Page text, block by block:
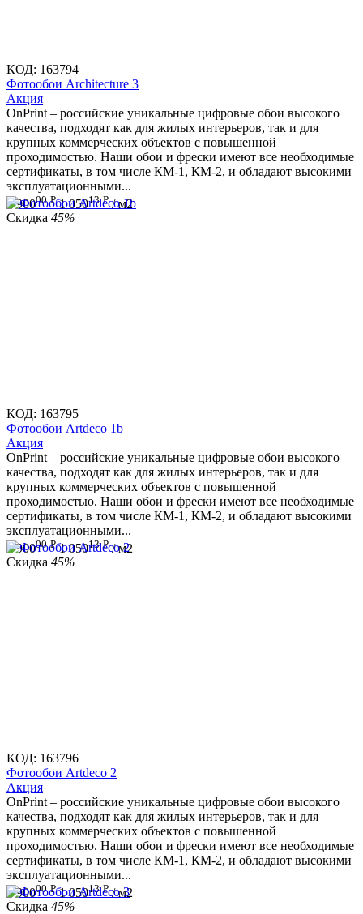
КОД: 163794
Фотообои Architecture 3
Aкция
OnPrint – российские уникальные цифровые обои высокого
качества, подходят как для жилых интерьеров, так и для
крупных коммерческих объектов с повышенной
проходимостью. Наши обои и фрески имеют все необходимые
сертификаты, в том числе КМ-1, КМ-2, и обладают высокими
эксплуатационными...
1 90000 Р 1 05013 Р / м2
Скидка 45%
КОД: 163795
Фотообои Artdeco 1b
Aкция
OnPrint – российские уникальные цифровые обои высокого
качества, подходят как для жилых интерьеров, так и для
крупных коммерческих объектов с повышенной
проходимостью. Наши обои и фрески имеют все необходимые
сертификаты, в том числе КМ-1, КМ-2, и обладают высокими
эксплуатационными...
1 90000 Р 1 05013 Р / м2
Скидка 45%
КОД: 163796
Фотообои Artdeco 2
Aкция
OnPrint – российские уникальные цифровые обои высокого
качества, подходят как для жилых интерьеров, так и для
крупных коммерческих объектов с повышенной
проходимостью. Наши обои и фрески имеют все необходимые
сертификаты, в том числе КМ-1, КМ-2, и обладают высокими
эксплуатационными...
1 90000 Р 1 05013 Р / м2
Скидка 45%